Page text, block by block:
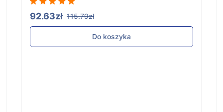
92.63zł 115.79zł
Do koszyka